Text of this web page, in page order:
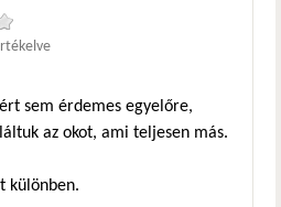
sem érdemes egyelőre,
az okot, ami teljesen más.
különben.